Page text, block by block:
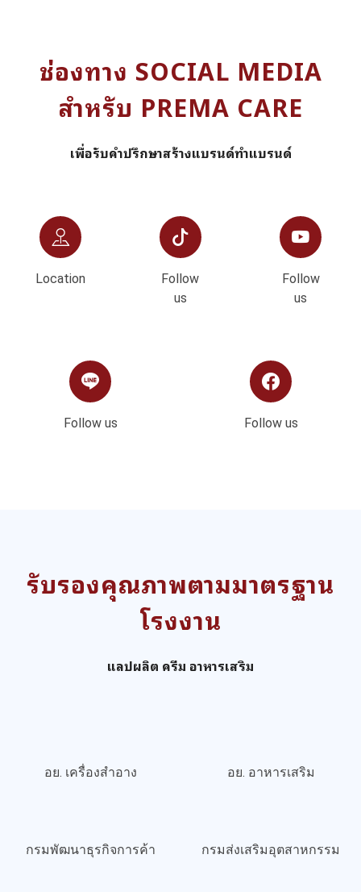
ช่องทาง SOCIAL MEDIA
สำหรับ PREMA CARE
เพื่อรับคำปรึกษาสร้างแบรนด์ทำแบรนด์
Location
Follow
us
Follow
us
Follow us Follow us
รับรองคุณภาพตามมาตรฐาน
โรงงาน
แลปผลิต ครีม อาหารเสริม
อย. เครื่องสำอาง อย. อาหารเสริม
กรมพัฒนาธุรกิจการค้า กรมส่งเสริมอุตสาหกรรม